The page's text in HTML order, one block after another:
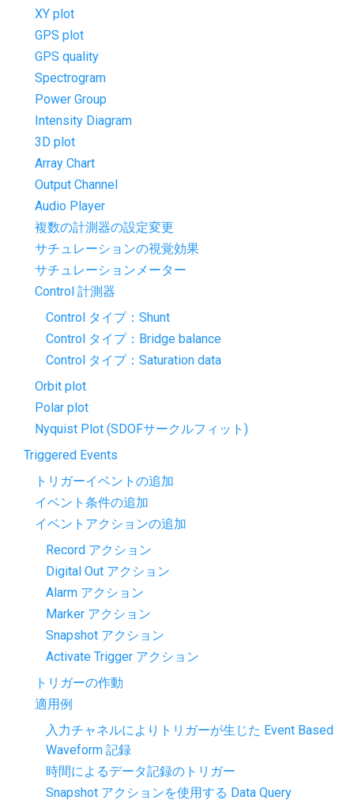
XY plot
GPS plot
GPS quality
Spectrogram
Power Group
Intensity Diagram
3D plot
Array Chart
Output Channel
Audio Player
複数の計測器の設定変更
サチュレーションの視覚効果
サチュレーションメーター
Control 計測器
Control タイプ：Shunt
Control タイプ：Bridge balance
Control タイプ：Saturation data
Orbit plot
Polar plot
Nyquist Plot (SDOFサークルフィット)
Triggered Events
トリガーイベントの追加
イベント条件の追加
イベントアクションの追加
Record アクション
Digital Out アクション
Alarm アクション
Marker アクション
Snapshot アクション
Activate Trigger アクション
トリガーの作動
適用例
入力チャネルによりトリガーが生じた Event Based
Waveform 記録
時間によるデータ記録のトリガー
Snapshot アクションを使用する Data Query